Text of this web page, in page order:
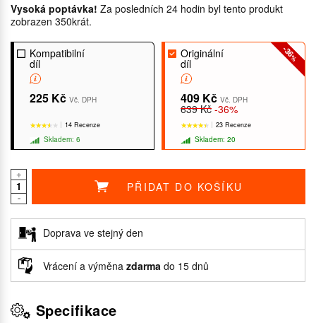
Vysoká poptávka! Za posledních 24 hodin byl tento produkt
zobrazen 350krát.
Kompatibilní
díl
225 Kč Vč. DPH
14 Recenze
Skladem: 6
-36
%
Originální
díl
409 Kč Vč. DPH
639 Kč -36%
23 Recenze
Skladem: 20
+
-
PŘIDAT DO KOŠÍKU
Doprava ve stejný den
Vrácení a výměna zdarma do 15 dnů
Specifikace